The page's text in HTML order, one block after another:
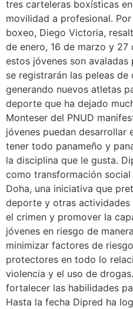
tres carteleras boxísticas
movilidad a profesional.
boxeo, Diego Victoria,
de enero, 16 de marzo y
estos jóvenes son
se registrarán las peleas de
generando nuevos atletas
deporte que ha dejado
Monteser del PNUD
jóvenes puedan desarrollar
tener todo panameño y
la disciplina que le gusta.
como transformación
Doha, una iniciativa que
deporte y otras actividades
el crimen y promover la
jóvenes en riesgo de
minimizar factores de
protectores en todo lo
violencia y el uso de
fortalecer las habilidades
Hasta la fecha Dipred ha